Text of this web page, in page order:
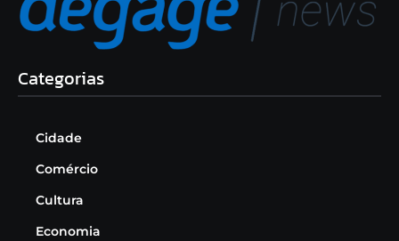
Categorias
Cidade
Comércio
Cultura
Economia